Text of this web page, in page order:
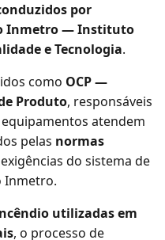
por
Inmetro — Instituto
e Tecnologia.
como OCP —
Produto, responsáveis
atendem
pelas normas
do sistema de
Inmetro.
utilizadas em
, o processo de